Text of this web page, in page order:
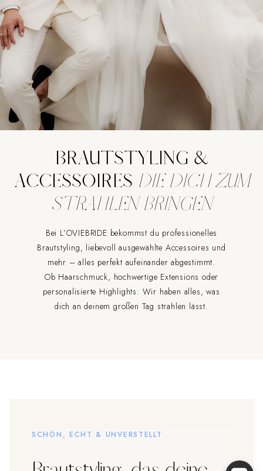
BRAUTSTYLING &
ACCESSOIRES DIE DICH ZUM
STRAHLEN BRINGEN
Bei L’OVIEBRIDE bekommst du professionelles
Brautstyling, liebevoll ausgewählte Accessoires und
mehr – alles perfekt aufeinander abgestimmt.
Ob Haarschmuck, hochwertige Extensions oder
personalisierte Highlights: Wir haben alles, was
dich an deinem großen Tag strahlen lässt.
SCHÖN, ECHT & UNVERSTELLT